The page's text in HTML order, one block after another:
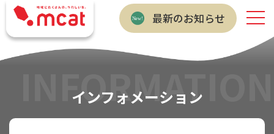
最新のお知らせ
インフォメーション
INFORMATION